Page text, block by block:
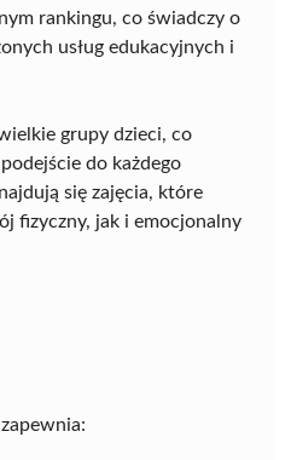
rankingu, co świadczy o
usług edukacyjnych i
grupy dzieci, co
do każdego
się zajęcia, które
fizyczny, jak i emocjonalny